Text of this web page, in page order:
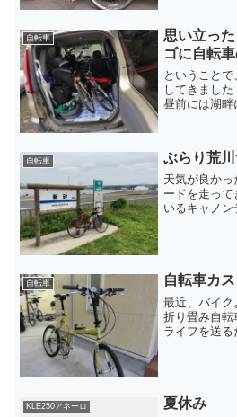
自転車
思い立っ
ゴに自転
ということ
してきまし
昼前には湖畔
目の昼食と
自転車 ぶらり荒
天気が良かっ
ードを走っ
いるキャノ
自転車 自転車カ
最近、バイク
折り畳み自転
ライフを送る
KLE250アネーロ 夏休み